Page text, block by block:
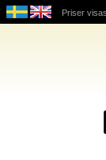
Priser visas